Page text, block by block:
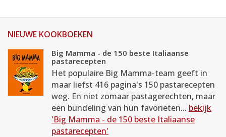
NIEUWE KOOKBOEKEN
Big Mamma - de 150 beste Italiaanse
pastarecepten
Het populaire Big Mamma-team geeft in
maar liefst 416 pagina's 150 pastarecepten
weg. En niet zomaar pastagerechten, maar
een bundeling van hun favorieten... bekijk
'Big Mamma - de 150 beste Italiaanse
pastarecepten'